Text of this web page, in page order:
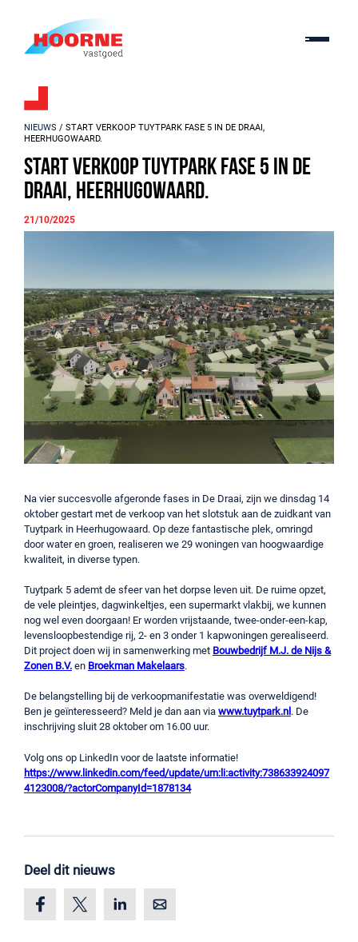
NIEUWS / START VERKOOP TUYTPARK FASE 5 IN DE DRAAI,
HEERHUGOWAARD.
Start verkoop Tuytpark fase 5 in de
Draai, Heerhugowaard.
21/10/2025
Na vier succesvolle afgeronde fases in De Draai, zijn we dinsdag 14
oktober gestart met de verkoop van het slotstuk aan de zuidkant van
Tuytpark in Heerhugowaard. Op deze fantastische plek, omringd
door water en groen, realiseren we 29 woningen van hoogwaardige
kwaliteit, in diverse typen.
Tuytpark 5 ademt de sfeer van het dorpse leven uit. De ruime opzet,
de vele pleintjes, dagwinkeltjes, een supermarkt vlakbij, we kunnen
nog wel even doorgaan! Er worden vrijstaande, twee-onder-een-kap,
levensloopbestendige rij, 2- en 3 onder 1 kapwoningen gerealiseerd.
Dit project doen wij in samenwerking met Bouwbedrijf M.J. de Nijs &
Zonen B.V. en Broekman Makelaars.
De belangstelling bij de verkoopmanifestatie was overweldigend!
Ben je geïnteresseerd? Meld je dan aan via www.tuytpark.nl . De
inschrijving sluit 28 oktober om 16.00 uur.
Volg ons op LinkedIn voor de laatste informatie!
https://www.linkedin.com/feed/update/urn:li:activity:738633924097
4123008/?actorCompanyId=1878134
Deel dit nieuws